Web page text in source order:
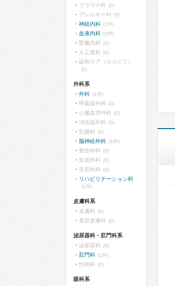
リウマチ科 (0)
アレルギー科 (0)
神経内科 (1件)
血液内科 (1件)
腎臓内科 (0)
人工透析 (0)
緩和ケア（ホスピス）
(0)
外科系
外科 (1件)
呼吸器外科 (0)
心臓血管外科 (0)
消化器外科 (0)
乳腺科 (0)
脳神経外科 (1件)
整形外科 (0)
形成外科 (0)
美容外科 (0)
リハビリテーション科
(1件)
皮膚科系
皮膚科 (0)
美容皮膚科 (0)
泌尿器科・肛門科系
泌尿器科 (0)
肛門科 (1件)
性病科 (0)
眼科系